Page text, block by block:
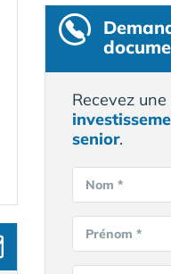
Recevez
senior.
Nom *
Prénom *